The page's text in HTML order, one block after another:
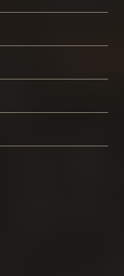
la
de